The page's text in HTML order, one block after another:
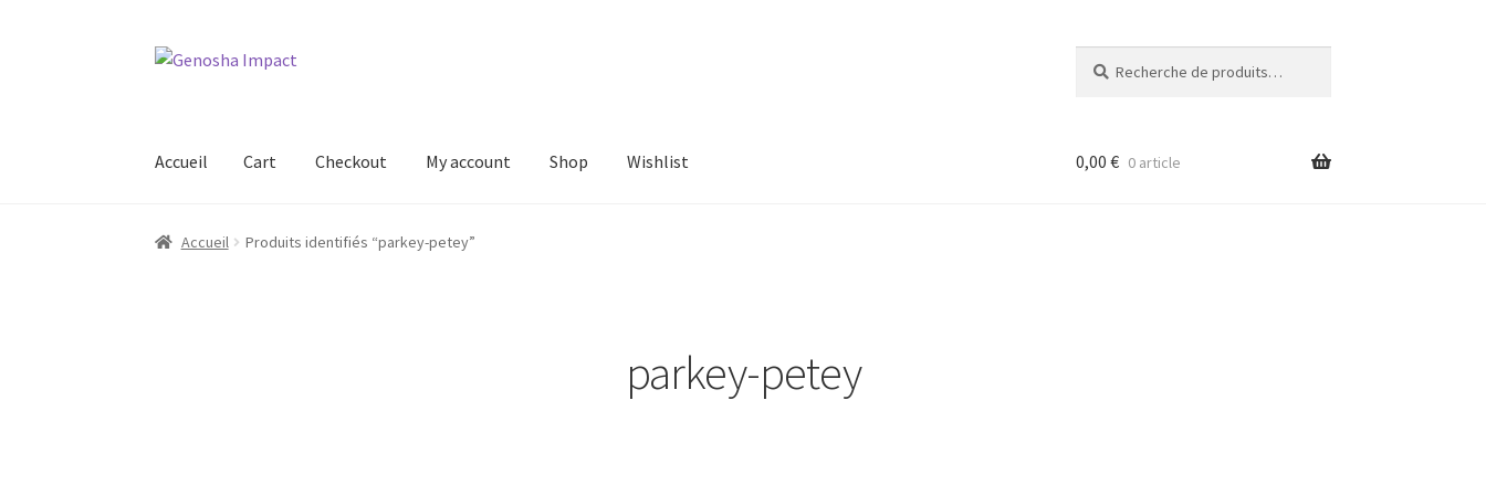
Aller
Aller
pour :
Accueil Cart Checkout My account Shop Wishlist
Accueil Cart Checkout My account Wishlist
0,00 € 0 article
Accueil Produits identifiés “parkey-petey”
parkey-petey